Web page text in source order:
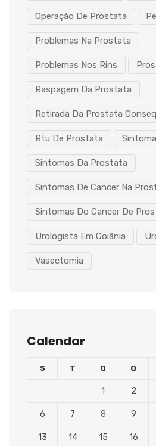
Operação De Prostata
Problemas Na Prostata
Problemas Nos Rins
Raspagem Da Prostata
Retirada Da Prostata
Rtu De Prostata
Sintomas Da Prostata
Sintomas De Cancer Na
Sintomas Do Cancer De
Urologista Em Goiânia
Vasectomia
Calendar
S T Q Q
1 2
6 7 8 9
13 14 15 16